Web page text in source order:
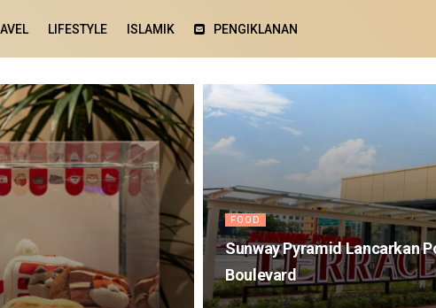
LIFESTYLE ISLAMIK PENGIKLANAN
FOOD
Sunway Pyramid Lancarkan
Boulevard